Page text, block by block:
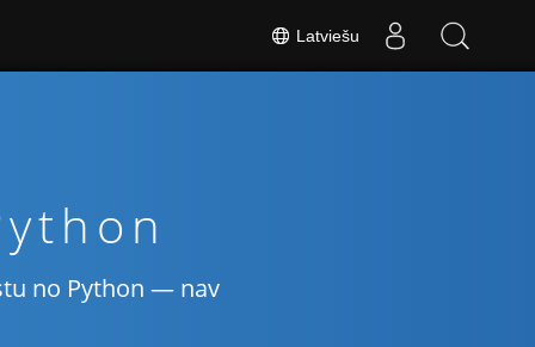
Latviešu
no Python — nav